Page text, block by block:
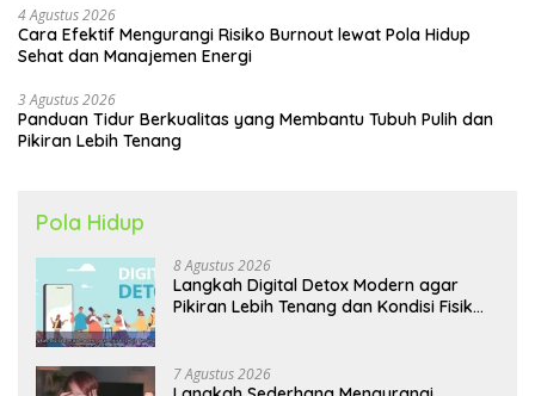
4 Agustus 2026
Cara Efektif Mengurangi Risiko Burnout lewat Pola Hidup
Sehat dan Manajemen Energi
3 Agustus 2026
Panduan Tidur Berkualitas yang Membantu Tubuh Pulih dan
Pikiran Lebih Tenang
Pola Hidup
8 Agustus 2026
Langkah Digital Detox Modern agar
Pikiran Lebih Tenang dan Kondisi Fisik
7 Agustus 2026